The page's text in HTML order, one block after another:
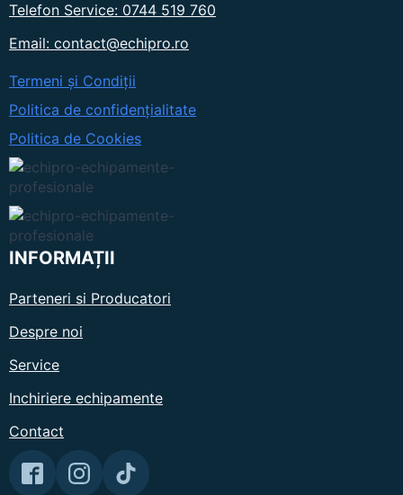
Telefon Service: 0744 519 760
Email: contact@echipro.ro
Termeni și Condiții
Politica de confidențialitate
Politica de Cookies
INFORMAȚII
Parteneri si Producatori
Despre noi
Service
Inchiriere echipamente
Contact